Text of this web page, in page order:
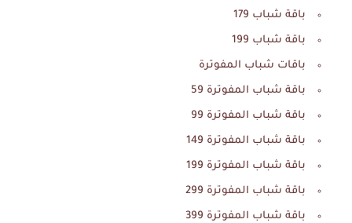
باقة شباب 179
باقة شباب 199
باقات شباب المفوترة
باقة شباب المفوترة 59
باقة شباب المفوترة 99
باقة شباب المفوترة 149
باقة شباب المفوترة 199
باقة شباب المفوترة 299
باقة شباب المفوترة 399